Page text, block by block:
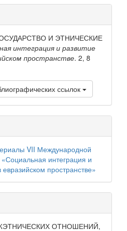
И ЭТНИЧЕСКИЕ
интеграция и развитие
пространстве. 2, 8
ссылок
VII Международной
интеграция и
евразийском пространстве»
ОТНОШЕНИЙ,